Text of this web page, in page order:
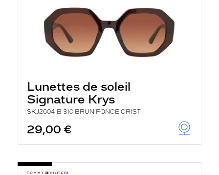
Lunettes de soleil
Signature Krys
SKJ2604-B 310 BRUN FONCE CRIST
29,00 €